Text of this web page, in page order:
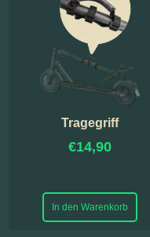
Tragegriff
€14,90
In den Warenkorb